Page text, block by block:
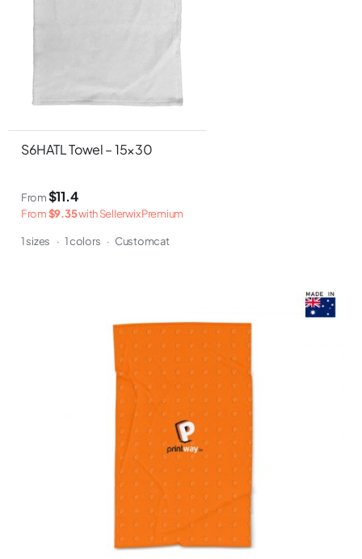
S6HATL Towel – 15×30
From$11.4
From$9.35with Sellerwix Premium
1 sizes · 1 colors · Customcat